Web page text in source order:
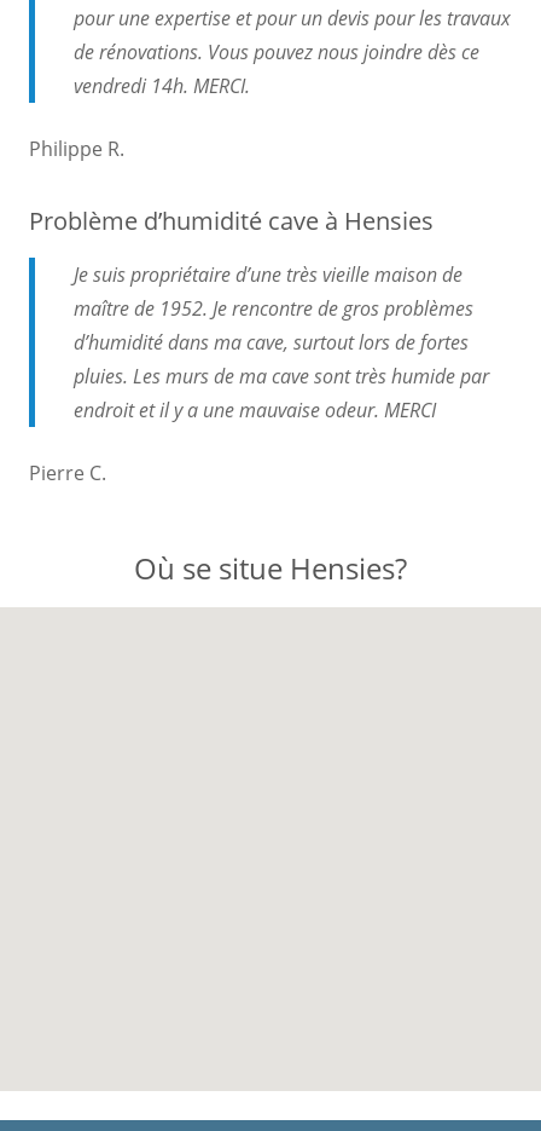
pour une expertise et pour un devis pour les travaux
de rénovations. Vous pouvez nous joindre dès ce
vendredi 14h. MERCI.
Philippe R.
Problème d’humidité cave à Hensies
Je suis propriétaire d’une très vieille maison de
maître de 1952. Je rencontre de gros problèmes
d’humidité dans ma cave, surtout lors de fortes
pluies. Les murs de ma cave sont très humide par
endroit et il y a une mauvaise odeur. MERCI
Pierre C.
Où se situe Hensies?